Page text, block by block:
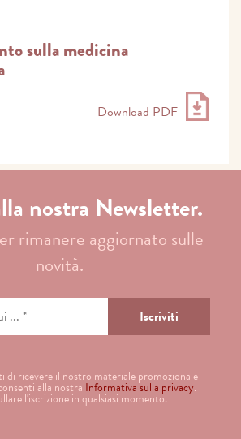
sulla medicina
Download PDF
nostra Newsletter.
rimanere aggiornato sulle
novità.
di ricevere il nostro materiale promozionale
alla nostra Informativa sulla privacy.
l'iscrizione in qualsiasi momento.